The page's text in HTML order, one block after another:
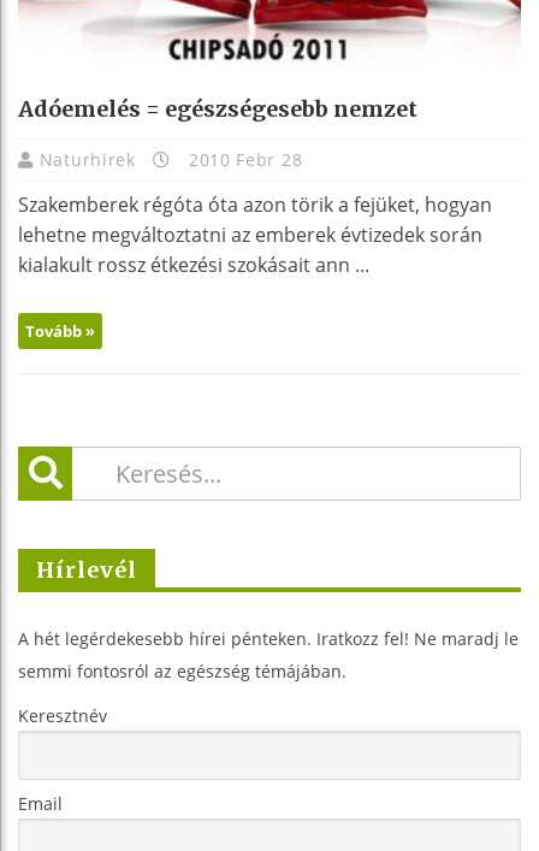
Adóemelés = egészségesebb nemzet
Naturhirek 2010 Febr 28
Szakemberek régóta óta azon törik a fejüket, hogyan
lehetne megváltoztatni az emberek évtizedek során
kialakult rossz étkezési szokásait ann ...
Tovább »
Hírlevél
A hét legérdekesebb hírei pénteken. Iratkozz fel! Ne maradj le
semmi fontosról az egészség témájában.
Keresztnév
Email